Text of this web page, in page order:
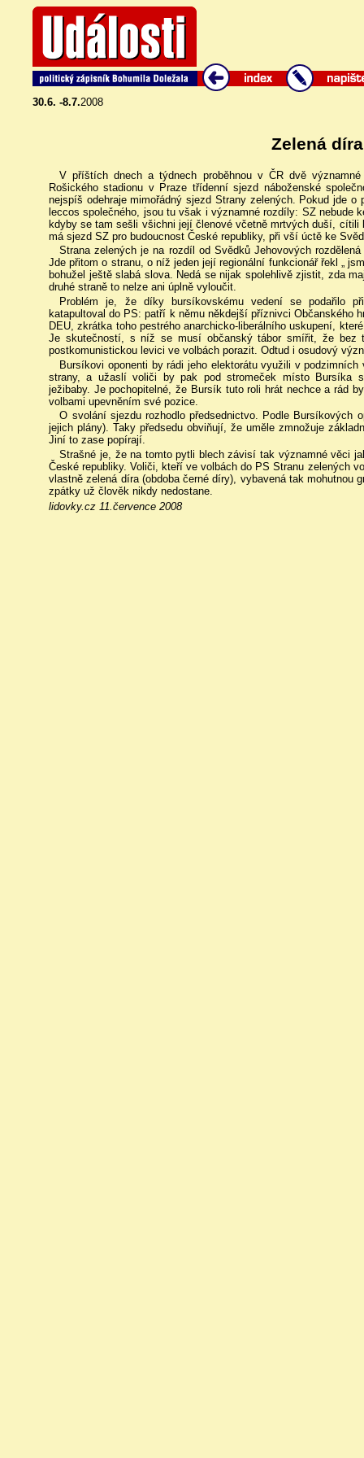
30.6. -8.7.2008
Zelená díra
V příštích dnech a týdnech proběhnou v ČR dvě
Rošického stadionu v Praze třídenní sjezd náboženské
nejspíš odehraje mimořádný sjezd Strany zelených. Pokud jde
leccos společného, jsou tu však i významné rozdíly: SZ nebude
kdyby se tam sešli všichni její členové včetně mrtvých duší,
má sjezd SZ pro budoucnost České republiky, při vší úctě ke
Strana zelených je na rozdíl od Svědků Jehovových
Jde přitom o stranu, o níž jeden její regionální funkcionář řekl „
bohužel ještě slabá slova. Nedá se nijak spolehlivě zjistit, zda
druhé straně to nelze ani úplně vyloučit.
Problém je, že díky bursíkovskému vedení se podařilo
katapultoval do PS: patří k němu někdejší příznivci Občanského
DEU, zkrátka toho pestrého anarchicko-liberálního uskupení,
Je skutečností, s níž se musí občanský tábor smířit, že bez
postkomunistickou levici ve volbách porazit. Odtud i osudový
Bursíkovi oponenti by rádi jeho elektorátu využili v
strany, a užaslí voliči by pak pod stromeček místo Bursíka
ježibaby. Je pochopitelné, že Bursík tuto roli hrát nechce a rád
volbami upevněním své pozice.
O svolání sjezdu rozhodlo předsednictvo. Podle Bursíkových
jejich plány). Taky předsedu obviňují, že uměle zmnožuje
Jiní to zase popírají.
Strašné je, že na tomto pytli blech závisí tak významné věci
České republiky. Voliči, kteří ve volbách do PS Stranu zelených
vlastně zelená díra (obdoba černé díry), vybavená tak
zpátky už člověk nikdy nedostane.
lidovky.cz 11.července 2008